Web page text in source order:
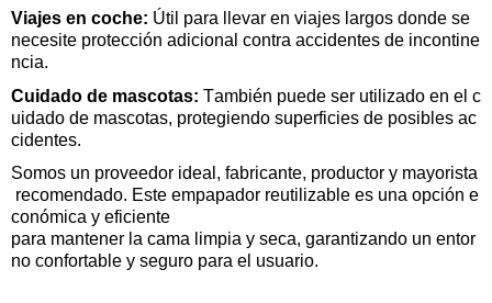
Viajes en coche: Útil para llevar en viajes largos donde se
necesite protección adicional contra accidentes de incontine
ncia.
Cuidado de mascotas: También puede ser utilizado en el c
uidado de mascotas, protegiendo superficies de posibles ac
cidentes.
Somos un proveedor ideal, fabricante, productor y mayorista
recomendado. Este empapador reutilizable es una opción e
conómica y eficiente
para mantener la cama limpia y seca, garantizando un entor
no confortable y seguro para el usuario.